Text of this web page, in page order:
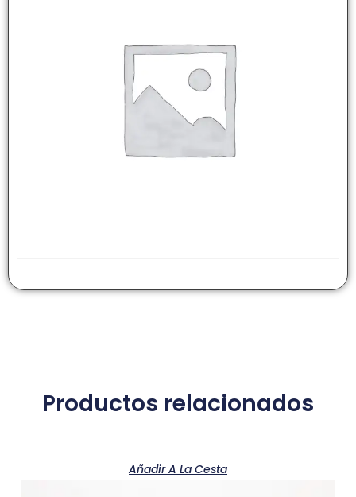
Productos relacionados
Añadir A La Cesta